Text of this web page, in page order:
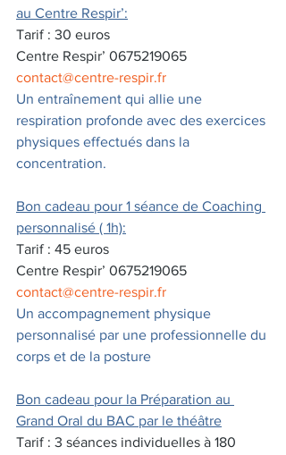
au Centre Respir’:
Tarif : 30 euros
Centre Respir’ 0675219065
contact@centre-respir.fr
Un entraînement qui allie une
respiration profonde avec des exercices
physiques effectués dans la
concentration.
Bon cadeau pour 1 séance de Coaching
personnalisé ( 1h):
Tarif : 45 euros
Centre Respir’ 0675219065
contact@centre-respir.fr
Un accompagnement physique
personnalisé par une professionnelle du
corps et de la posture
Bon cadeau pour la Préparation au
Grand Oral du BAC par le théâtre
Tarif : 3 séances individuelles à 180